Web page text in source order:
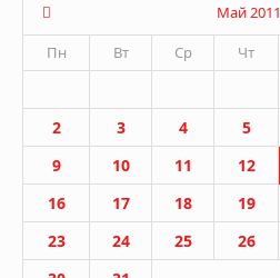
Май 2011
Пн
Вт Ср Чт
2
3 4 5
9
10 11 12
16
17 18 19
23
24 25 26